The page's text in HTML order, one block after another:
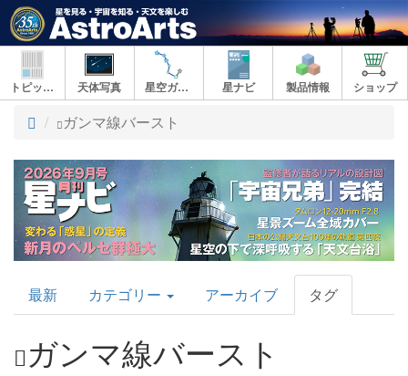
トピックス 天体写真 星空ガイド 星ナビ 製品情報 ショップ
ト
プ
ガンマ線バースト
AstroArts
Topics
最新 カテゴリー アーカイブ タグ
ガンマ線バースト